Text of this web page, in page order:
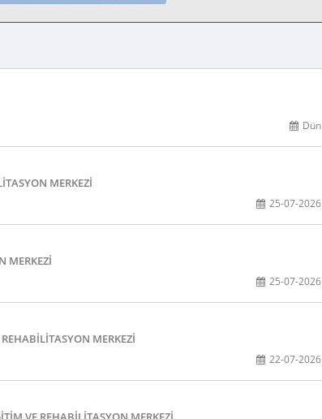
Dün
MERKEZI
25-07-2026
MERKEZI
25-07-2026
MERKEZI
22-07-2026